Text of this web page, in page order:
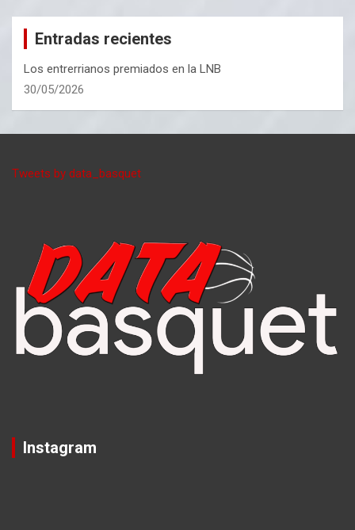
Entradas recientes
Los entrerrianos premiados en la LNB
30/05/2026
Tweets by data_basquet
Instagram